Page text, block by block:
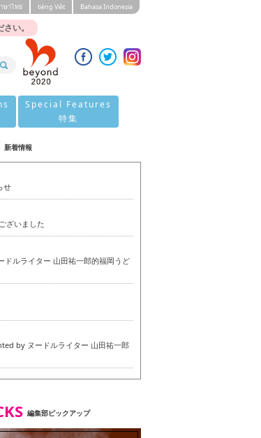
い。
ษาไทย tiéng Viêt Bahasa Indonesia
Special Features
特集
新着情報
せ
ざいました
ドルライター 山田祐一郎的福岡うど
by ヌードルライター 山田祐一郎
メニュー試食ツアー in 福岡市
編集部ピックアップ